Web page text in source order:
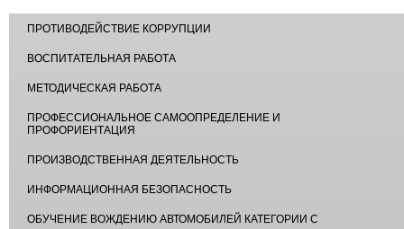
ПРОТИВОДЕЙСТВИЕ КОРРУПЦИИ
ВОСПИТАТЕЛЬНАЯ РАБОТА
МЕТОДИЧЕСКАЯ РАБОТА
ПРОФЕССИОНАЛЬНОЕ САМООПРЕДЕЛЕНИЕ И
ПРОФОРИЕНТАЦИЯ
ПРОИЗВОДСТВЕННАЯ ДЕЯТЕЛЬНОСТЬ
ИНФОРМАЦИОННАЯ БЕЗОПАСНОСТЬ
ОБУЧЕНИЕ ВОЖДЕНИЮ АВТОМОБИЛЕЙ КАТЕГОРИИ С